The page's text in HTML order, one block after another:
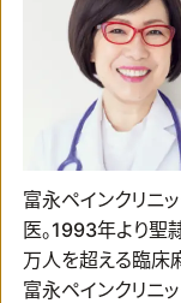
デジタルカタロ
エクラプレミア
プレゼント
富永ペインクリニ
医。1993年より聖
万人を超える臨床
富永ペインクリニ